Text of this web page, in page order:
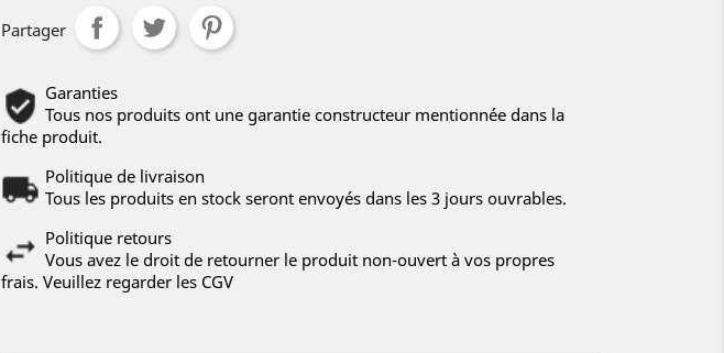
Partager
Garanties
Tous nos produits ont une garantie constructeur mentionnée dans la
fiche produit.
Politique de livraison
Tous les produits en stock seront envoyés dans les 3 jours ouvrables.
Politique retours
Vous avez le droit de retourner le produit non-ouvert à vos propres
frais. Veuillez regarder les CGV